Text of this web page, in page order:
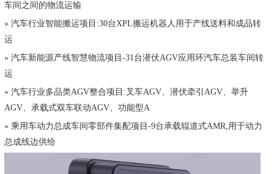
车间之间的物流运输
» 汽车行业智能搬运项目:30台XPL搬运机器人用于产线送料和成品转
运
» 汽车新能源产线智慧物流项目-31台潜伏AGV应用环汽车总装车间转
运
» 汽车行业多品类AGV整合项目:叉车AGV、潜伏牵引AGV、举升
AGV、承载式双车联动AGV、功能型A
» 乘用车动力总成车间零部件集配项目-9台承载辊道式AMR,用于动力
总成线边供给